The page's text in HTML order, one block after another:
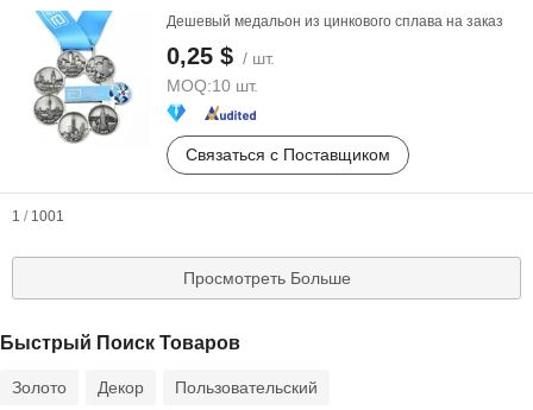
Дешевый медальон из цинкового сплава на заказ
0,25 $ / шт.
MOQ:10 шт.
Связаться с Поставщиком
1 / 1001
Просмотреть Больше
Быстрый Поиск Товаров
Золото Декор Пользовательский